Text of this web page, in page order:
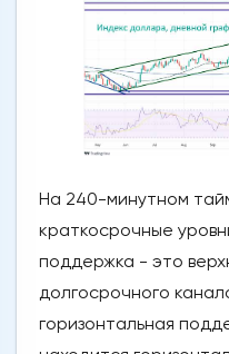
На 240-минутном
краткосрочные
поддержка - это
долгосрочного
горизонтальная